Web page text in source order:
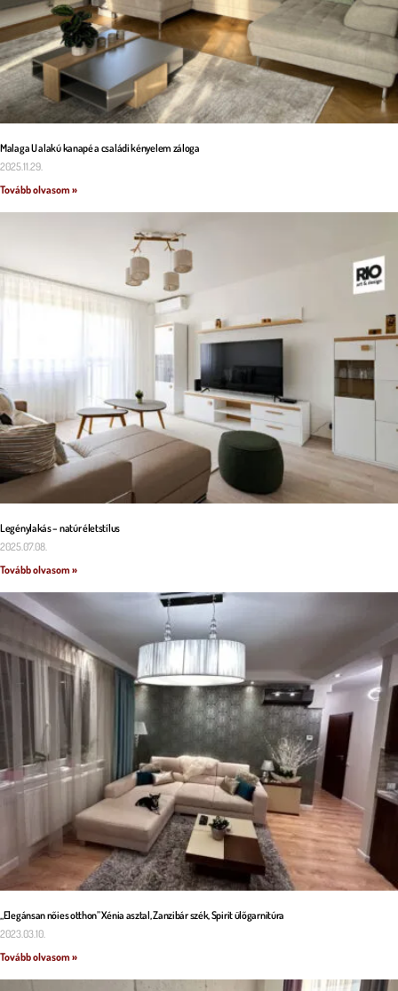
Malaga U alakú kanapé a családi kényelem záloga
2025.11.29.
Tovább olvasom »
Legénylakás – natúr életstílus
2025.07.08.
Tovább olvasom »
„Elegánsan nőies otthon” Xénia asztal, Zanzibár szék, Spirit ülőgarnitúra
2023.03.10.
Tovább olvasom »